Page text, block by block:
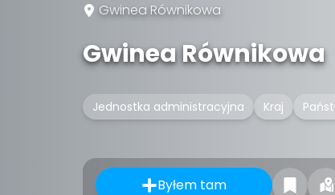
Gwinea Równikowa
Gwinea Równikowa
Jednostka administracyjna Kraj
Byłem tam